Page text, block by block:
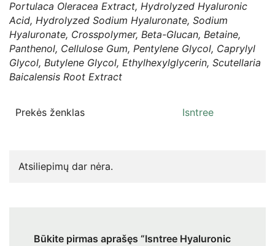
Portulaca Oleracea Extract, Hydrolyzed Hyaluronic
Acid, Hydrolyzed Sodium Hyaluronate, Sodium
Hyaluronate, Crosspolymer, Beta-Glucan, Betaine,
Panthenol, Cellulose Gum, Pentylene Glycol, Caprylyl
Glycol, Butylene Glycol, Ethylhexylglycerin, Scutellaria
Baicalensis Root Extract
Prekės ženklas Isntree
Atsiliepimų dar nėra.
Būkite pirmas aprašęs “Isntree Hyaluronic